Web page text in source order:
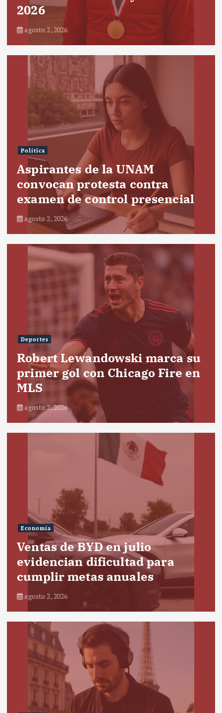
2026
agosto 2, 2026
Política
Aspirantes de la UNAM
convocan protesta contra
examen de control presencial
agosto 2, 2026
Deportes
Robert Lewandowski marca su
primer gol con Chicago Fire en
MLS
agosto 2, 2026
Economía
Ventas de BYD en julio
evidencian dificultad para
cumplir metas anuales
agosto 2, 2026